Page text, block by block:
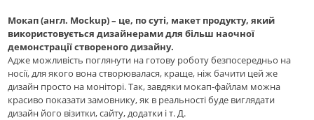
Мокап (англ. Mockup) – це, по суті, макет продукту, який
використовується дизайнерами для більш наочної
демонстрації створеного дизайну.
Адже можливість поглянути на готову роботу безпосередньо на
носії, для якого вона створювалася, краще, ніж бачити цей же
дизайн просто на моніторі. Так, завдяки мокап-файлам можна
красиво показати замовнику, як в реальності буде виглядати
дизайн його візитки, сайту, додатки і т. Д.